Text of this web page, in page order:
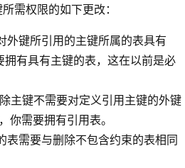
需权限的如下更改：
外键所引用的主键所属的表具有
拥有具有主键的表，这在以前是必
主键不需要对定义引用主键的外键
你需要拥有引用表。
表需要与删除不包含约束的表相同